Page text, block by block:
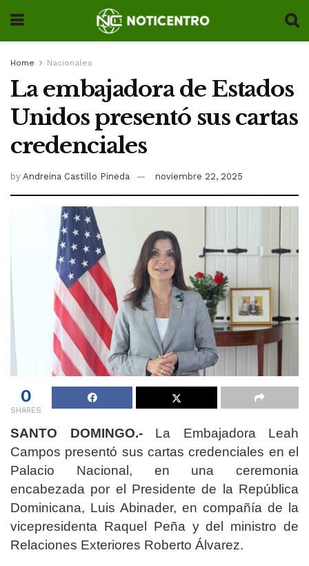
Home Nacionales
La embajadora de Estados
Unidos presentó sus cartas
credenciales
by Andreina Castillo Pineda noviembre 22, 2025
0
SHARES
SANTO DOMINGO.-La Embajadora Leah
Campos presentó sus cartas credenciales en el
Palacio Nacional, en una ceremonia
encabezada por el Presidente de la República
Dominicana, Luis Abinader, en compañía de la
vicepresidenta Raquel Peña y del ministro de
Relaciones Exteriores Roberto Álvarez.